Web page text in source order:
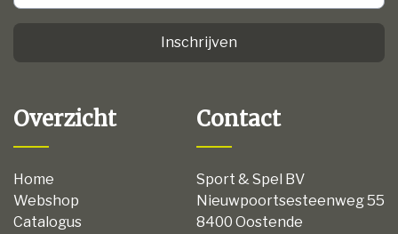
Inschrijven
Overzicht
Home
Webshop
Catalogus
Contact
Sport & Spel BV
Nieuwpoortsesteenweg 55
8400 Oostende